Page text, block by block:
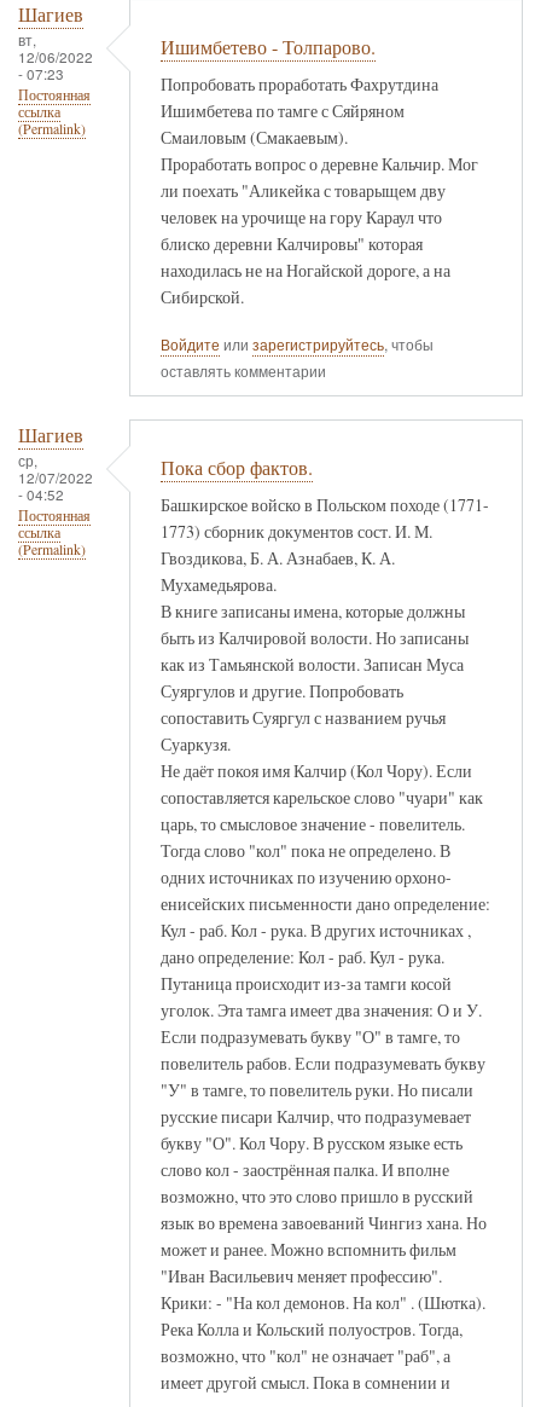
Шагиев
вт,
12/06/2022
- 07:23
Постоянная
ссылка
(Permalink)
Ишимбетево - Толпарово.
Попробовать проработать Фахрутдина
Ишимбетева по тамге с Сяйряном
Смаиловым (Смакаевым).
Проработать вопрос о деревне Кальчир. Мог
ли поехать "Аликейка с товарыщем дву
человек на урочище на гору Караул что
блиско деревни Калчировы" которая
находилась не на Ногайской дороге, а на
Сибирской.
Войдите или зарегистрируйтесь, чтобы
оставлять комментарии
Шагиев
ср,
12/07/2022
- 04:52
Постоянная
ссылка
(Permalink)
Пока сбор фактов.
Башкирское войско в Польском походе (1771-
1773) сборник документов сост. И. М.
Гвоздикова, Б. А. Азнабаев, К. А.
Мухамедьярова.
В книге записаны имена, которые должны
быть из Калчировой волости. Но записаны
как из Тамьянской волости. Записан Муса
Суяргулов и другие. Попробовать
сопоставить Суяргул с названием ручья
Суаркузя.
Не даёт покоя имя Калчир (Кол Чору). Если
сопоставляется карельское слово "чуари" как
царь, то смысловое значение - повелитель.
Тогда слово "кол" пока не определено. В
одних источниках по изучению орхоно-
енисейских письменности дано определение:
Кул - раб. Кол - рука. В других источниках ,
дано определение: Кол - раб. Кул - рука.
Путаница происходит из-за тамги косой
уголок. Эта тамга имеет два значения: О и У.
Если подразумевать букву "О" в тамге, то
повелитель рабов. Если подразумевать букву
"У" в тамге, то повелитель руки. Но писали
русские писари Калчир, что подразумевает
букву "О". Кол Чору. В русском языке есть
слово кол - заострённая палка. И вполне
возможно, что это слово пришло в русский
язык во времена завоеваний Чингиз хана. Но
может и ранее. Можно вспомнить фильм
"Иван Васильевич меняет профессию".
Крики: - "На кол демонов. На кол" . (Шютка).
Река Колла и Кольский полуостров. Тогда,
возможно, что "кол" не означает "раб", а
имеет другой смысл. Пока в сомнении и